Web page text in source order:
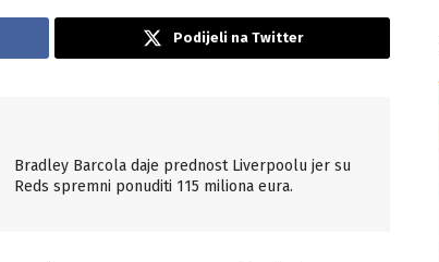
Podijeli na Twitter
Bradley Barcola daje prednost Liverpoolu jer su
Reds spremni ponuditi 115 miliona eura.